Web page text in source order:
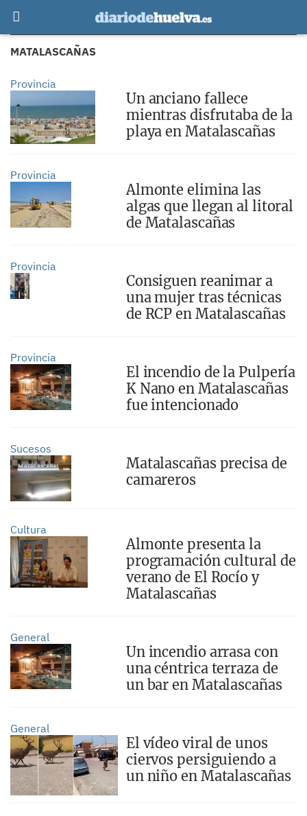
MATALASCAÑAS
Provincia
Un anciano fallece
mientras disfrutaba de la
playa en Matalascañas
Provincia
Almonte elimina las
algas que llegan al litoral
de Matalascañas
Provincia
Consiguen reanimar a
una mujer tras técnicas
de RCP en Matalascañas
Provincia
El incendio de la Pulpería
K Nano en Matalascañas
fue intencionado
Sucesos
Matalascañas precisa de
camareros
Cultura
Almonte presenta la
programación cultural de
verano de El Rocío y
Matalascañas
General
Un incendio arrasa con
una céntrica terraza de
un bar en Matalascañas
General
El vídeo viral de unos
ciervos persiguiendo a
un niño en Matalascañas